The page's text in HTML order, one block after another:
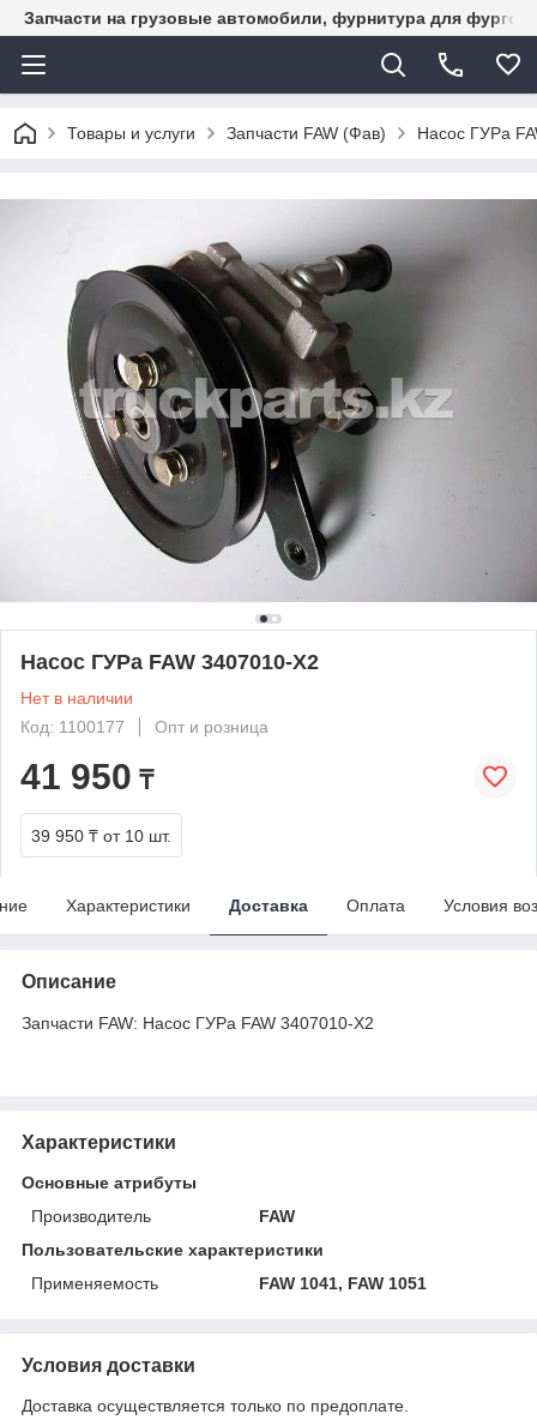
Запчасти на грузовые автомобили, фурнитура для
Товары и услуги Запчасти FAW (Фав) Насос ГУРа
Насос ГУРа FAW 3407010-X2
Нет в наличии
Код: 1100177
Опт и розница
41 950 ₸
39 950 ₸ от 10 шт.
Характеристики Доставка Оплата Условия
Описание
Запчасти FAW: Насос ГУРа FAW 3407010-X2
Характеристики
Основные атрибуты
Производитель
FAW
Пользовательские характеристики
Применяемость
FAW 1041, FAW 1051
Условия доставки
Доставка осуществляется только по предоплате.